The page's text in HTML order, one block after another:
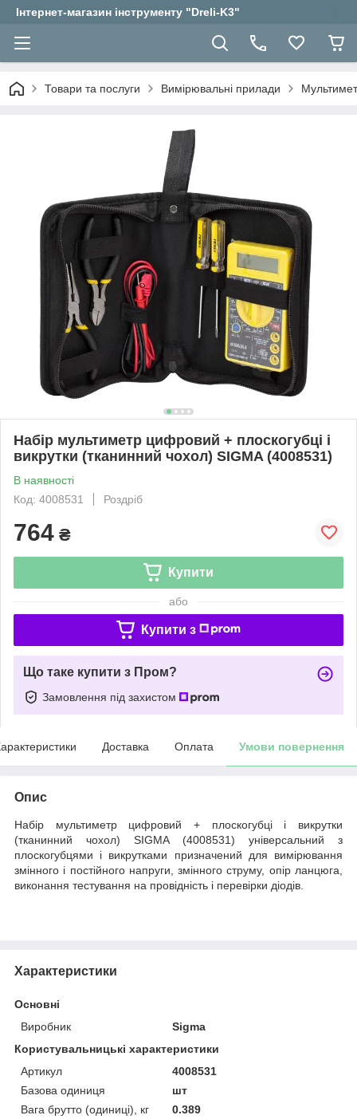
Інтернет-магазин інструменту "Dreli-K3"
Товари та послуги Вимірювальні прилади
Набір мультиметр цифровий + плоскогубці і
викрутки (тканинний чохол) SIGMA (4008531)
В наявності
Код: 4008531
Роздріб
764 ₴
Купити
або
Купити з
Що таке купити з Пром?
Замовлення під захистом
Доставка Оплата Умови повернення
Опис
Набір мультиметр цифровий + плоскогубці і викрутки
(тканинний чохол) SIGMA (4008531) універсальний з
плоскогубцями і викрутками призначений для вимірювання
змінного і постійного напруги, змінного струму, опір ланцюга,
виконання тестування на провідність і перевірки діодів.
Характеристики
Основні
Виробник
Sigma
Користувальницькі характеристики
Артикул
4008531
Базова одиниця
шт
Вага брутто (одиниці), кг
0.389